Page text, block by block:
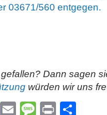
03671/560 entgegen.
Dann sagen
würden wir uns
WhatsApp
EmailMessage
Print